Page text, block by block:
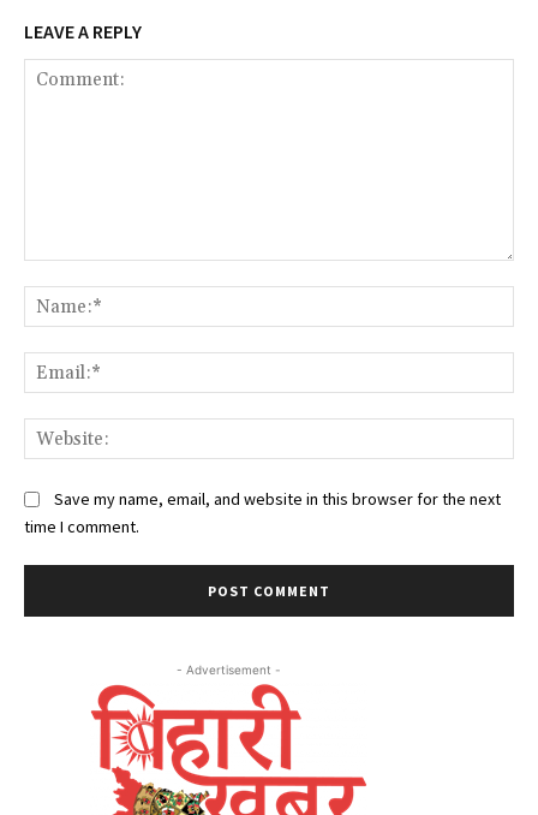
LEAVE A REPLY
Save my name, email, and website in this browser for the next
time I comment.
- Advertisement -